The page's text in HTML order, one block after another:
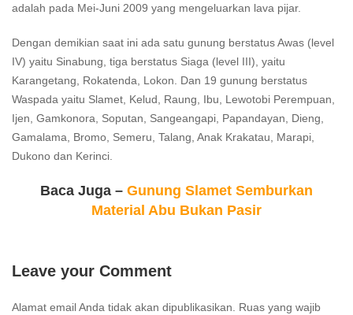
adalah pada Mei-Juni 2009 yang mengeluarkan lava pijar.
Dengan demikian saat ini ada satu gunung berstatus Awas (level
IV) yaitu Sinabung, tiga berstatus Siaga (level III), yaitu
Karangetang, Rokatenda, Lokon. Dan 19 gunung berstatus
Waspada yaitu Slamet, Kelud, Raung, Ibu, Lewotobi Perempuan,
Ijen, Gamkonora, Soputan, Sangeangapi, Papandayan, Dieng,
Gamalama, Bromo, Semeru, Talang, Anak Krakatau, Marapi,
Dukono dan Kerinci.
Baca Juga – Gunung Slamet Semburkan
Material Abu Bukan Pasir
Leave your Comment
Alamat email Anda tidak akan dipublikasikan.
Ruas yang wajib